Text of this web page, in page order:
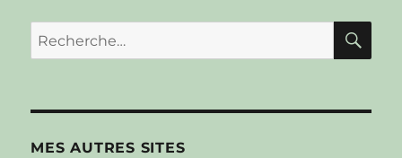
Recherche
pour :
MES AUTRES SITES